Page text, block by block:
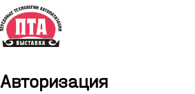
Авторизация